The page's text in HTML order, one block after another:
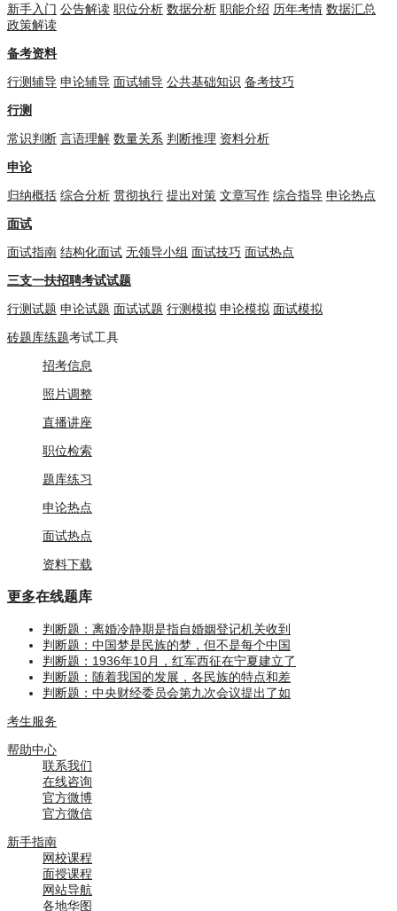
新手入门 公告解读 职位分析 数据分析 职能介绍 历年考情 数据汇总
政策解读
备考资料
行测辅导 申论辅导 面试辅导 公共基础知识 备考技巧
行测
常识判断 言语理解 数量关系 判断推理 资料分析
申论
归纳概括 综合分析 贯彻执行 提出对策 文章写作 综合指导 申论热点
面试
面试指南 结构化面试 无领导小组 面试技巧 面试热点
三支一扶招聘考试试题
行测试题 申论试题 面试试题 行测模拟 申论模拟 面试模拟
砖题库练题考试工具
招考信息
照片调整
直播讲座
职位检索
题库练习
申论热点
面试热点
资料下载
更多在线题库
判断题：离婚冷静期是指自婚姻登记机关收到
判断题：中国梦是民族的梦，但不是每个中国
判断题：1936年10月，红军西征在宁夏建立了
判断题：随着我国的发展，各民族的特点和差
判断题：中央财经委员会第九次会议提出了如
考生服务
帮助中心
联系我们
在线咨询
官方微博
官方微信
新手指南
网校课程
面授课程
网站导航
各地华图